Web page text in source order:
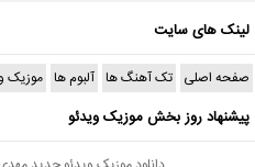
لینک های سایت
صفحه اصلی تک آهنگ ها آلبوم ها موزیک
پیشنهاد روز بخش موزیک ویدئو